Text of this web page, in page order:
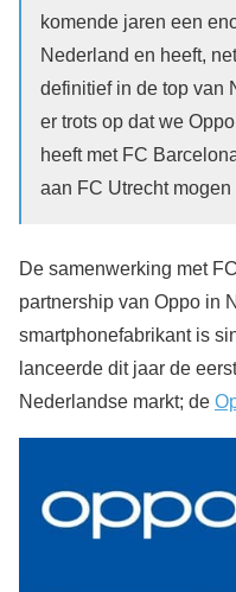
komende jaren een
Nederland en heeft,
definitief in de top van
er trots op dat we
heeft met FC
aan FC Utrecht mogen
De samenwerking met
partnership van Oppo in
smartphonefabrikant is
lanceerde dit jaar de
Nederlandse markt; de